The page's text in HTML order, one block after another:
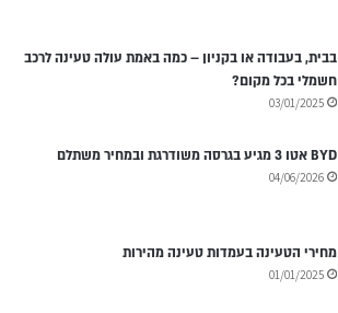
בבית, בעבודה או בקניון – כמה באמת עולה טעינה לרכב
חשמלי בכל מקום?
03/01/2025
BYD אטו 3 מגיע בגרסה משודרגת ובמחיר משתלם
04/06/2026
מחירי הטעינה בעמדות טעינה מהירות
01/01/2025